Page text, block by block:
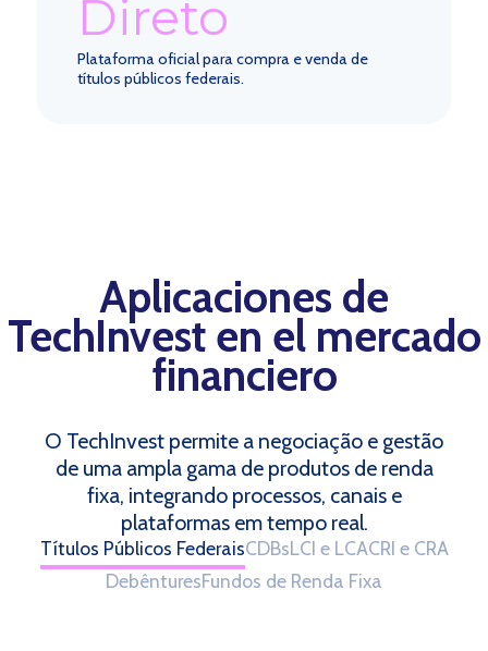
Direto
Plataforma oficial para compra e venda de
títulos públicos federais.
Aplicaciones de
TechInvest en el mercado
financiero
O TechInvest permite a negociação e gestão
de uma ampla gama de produtos de renda
fixa, integrando processos, canais e
plataformas em tempo real.
Títulos Públicos FederaisCDBsLCI e LCACRI e CRA
DebênturesFundos de Renda Fixa